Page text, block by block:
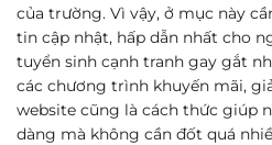
của trường. Vì vậy, ở mục này
tin cập nhật, hấp dẫn nhất cho
tuyển sinh cạnh tranh gay gắt
các chương trình khuyến mãi,
website cũng là cách thức giúp
dàng mà không cần đốt quá